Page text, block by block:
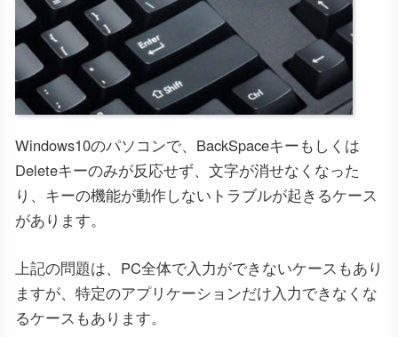
Windows10のパソコンで、BackSpaceキーもしくは
Deleteキーのみが反応せず、文字が消せなくなった
り、キーの機能が動作しないトラブルが起きるケース
があります。
上記の問題は、PC全体で入力ができないケースもあり
ますが、特定のアプリケーションだけ入力できなくな
るケースもあります。